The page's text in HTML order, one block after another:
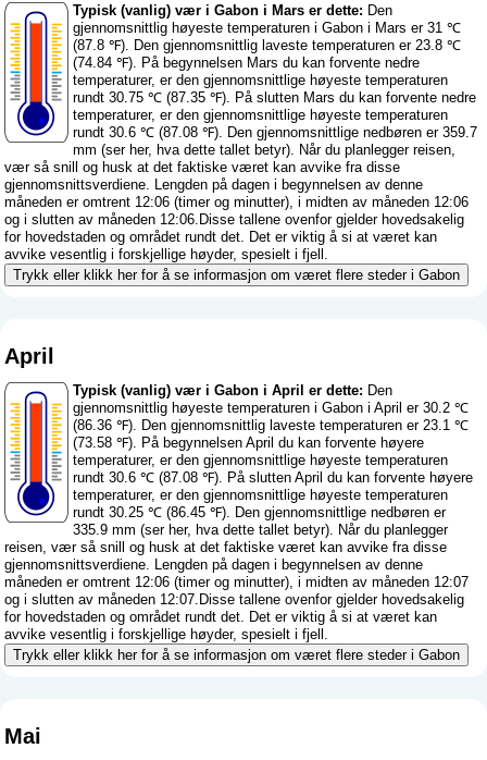
Typisk (vanlig) vær i Gabon i Mars er dette: Den
gjennomsnittlig høyeste temperaturen i Gabon i Mars er 31 ℃
(87.8 ℉). Den gjennomsnittlig laveste temperaturen er 23.8 ℃
(74.84 ℉). På begynnelsen Mars du kan forvente nedre
temperaturer, er den gjennomsnittlige høyeste temperaturen
rundt 30.75 ℃ (87.35 ℉). På slutten Mars du kan forvente nedre
temperaturer, er den gjennomsnittlige høyeste temperaturen
rundt 30.6 ℃ (87.08 ℉). Den gjennomsnittlige nedbøren er 359.7
mm (ser her, hva dette tallet betyr). Når du planlegger reisen,
vær så snill og husk at det faktiske været kan avvike fra disse
gjennomsnittsverdiene. Lengden på dagen i begynnelsen av denne
måneden er omtrent 12:06 (timer og minutter), i midten av måneden 12:06
og i slutten av måneden 12:06.Disse tallene ovenfor gjelder hovedsakelig
for hovedstaden og området rundt det. Det er viktig å si at været kan
avvike vesentlig i forskjellige høyder, spesielt i fjell.
Trykk eller klikk her for å se informasjon om været flere steder i Gabon
April
Typisk (vanlig) vær i Gabon i April er dette: Den
gjennomsnittlig høyeste temperaturen i Gabon i April er 30.2 ℃
(86.36 ℉). Den gjennomsnittlig laveste temperaturen er 23.1 ℃
(73.58 ℉). På begynnelsen April du kan forvente høyere
temperaturer, er den gjennomsnittlige høyeste temperaturen
rundt 30.6 ℃ (87.08 ℉). På slutten April du kan forvente høyere
temperaturer, er den gjennomsnittlige høyeste temperaturen
rundt 30.25 ℃ (86.45 ℉). Den gjennomsnittlige nedbøren er
335.9 mm (ser her, hva dette tallet betyr). Når du planlegger
reisen, vær så snill og husk at det faktiske været kan avvike fra disse
gjennomsnittsverdiene. Lengden på dagen i begynnelsen av denne
måneden er omtrent 12:06 (timer og minutter), i midten av måneden 12:07
og i slutten av måneden 12:07.Disse tallene ovenfor gjelder hovedsakelig
for hovedstaden og området rundt det. Det er viktig å si at været kan
avvike vesentlig i forskjellige høyder, spesielt i fjell.
Trykk eller klikk her for å se informasjon om været flere steder i Gabon
Mai